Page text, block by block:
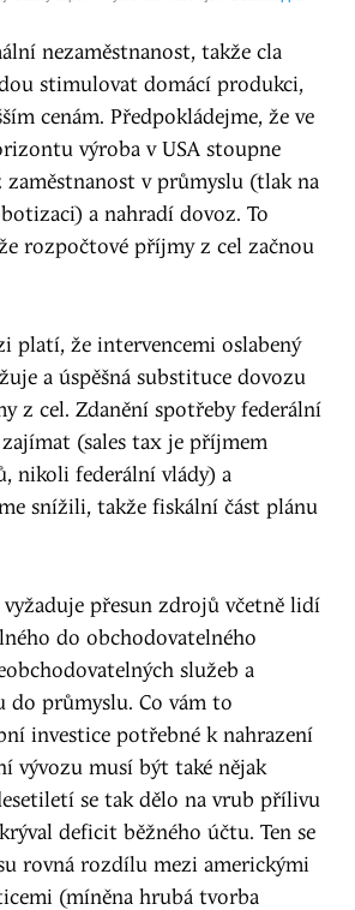
nezaměstnanost, takže cla
stimulovat domácí produkci,
cenám. Předpokládejme, že ve
výroba v USA stoupne
zaměstnanost v průmyslu (tlak na
a nahradí dovoz. To
rozpočtové příjmy z cel začnou
platí, že intervencemi oslabený
a úspěšná substituce dovozu
z cel. Zdanění spotřeby federální
(sales tax je příjmem
nikoli federální vlády) a
snížili, takže fiskální část plánu
přesun zdrojů včetně lidí
do obchodovatelného
služeb a
do průmyslu. Co vám to
investice potřebné k nahrazení
vývozu musí být také nějak
se tak dělo na vrub přílivu
deficit běžného účtu. Ten se
rovná rozdílu mezi americkými
(míněna hrubá tvorba